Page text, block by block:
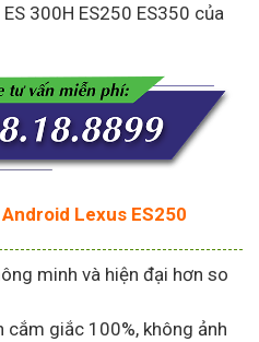
300H ES250 ES350 của
Lexus ES250
minh và hiện đại hơn so
giắc 100%, không ảnh